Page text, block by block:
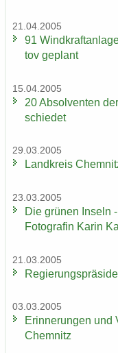
21.04.2005
91
tov ge­plant
15.04.2005
20 Ab­sol­ven­ten
schie­det
29.03.2005
Land­kreis
23.03.2005
Die grü­nen In­seln
Fo­to­gra­fin Karin
21.03.2005
03.03.2005
Er­in­ne­run­gen und
Chem­nitz